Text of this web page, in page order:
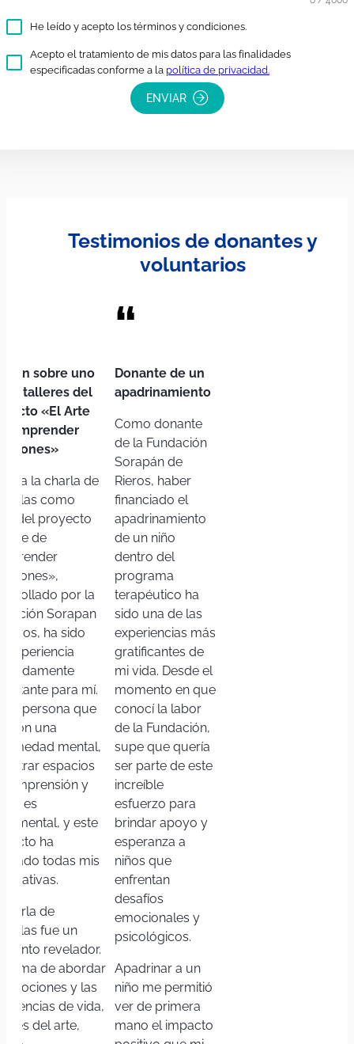
He leído y acepto los términos y condiciones.
Acepto el tratamiento de mis datos para las finalidades
especificadas conforme a la política de privacidad.
ENVIAR
Testimonios de donantes y
voluntarios
sobre uno
talleres del
«El Arte
a la charla de
como
del proyecto
Arte de
por la
Sorapan
ha sido
experiencia
para mí.
persona que
con una
mental,
espacios
y
es
y este
ha
todas mis
de
fue un
revelador.
forma de abordar
emociones y las
de vida,
del arte,
“
Donante de un
apadrinamiento
Como donante
de la Fundación
Sorapán de
Rieros, haber
financiado el
apadrinamiento
de un niño
dentro del
programa
terapéutico ha
sido una de las
experiencias más
gratificantes de
mi vida. Desde el
momento en que
conocí la labor
de la Fundación,
supe que quería
ser parte de este
increíble
esfuerzo para
brindar apoyo y
esperanza a
niños que
enfrentan
desafíos
emocionales y
psicológicos.
Apadrinar a un
niño me permitió
ver de primera
mano el impacto